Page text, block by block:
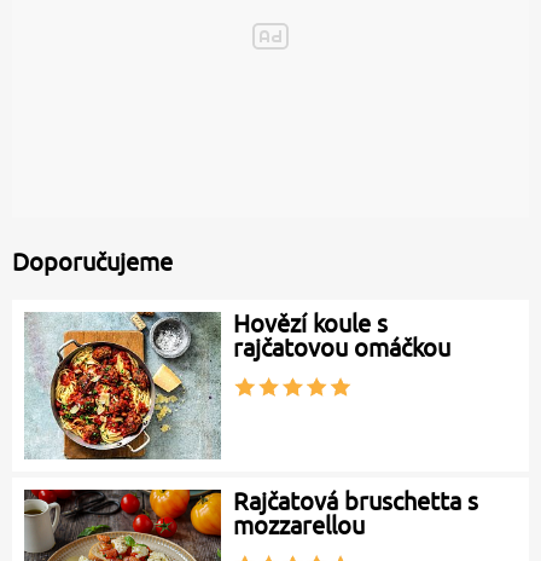
Doporučujeme
Hovězí koule s
rajčatovou omáčkou
Rajčatová bruschetta s
mozzarellou